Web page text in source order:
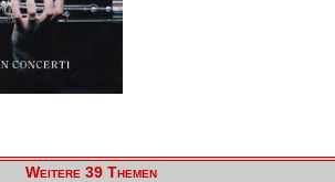
Weitere 39 Themen